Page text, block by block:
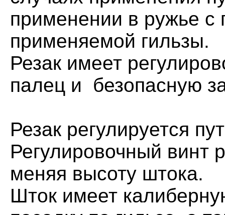
применении в ружье
применяемой гильзы.
Резак имеет
палец и безопасную
Резак регулируется
Регулировочный винт
меняя высоту штока.
Шток имеет